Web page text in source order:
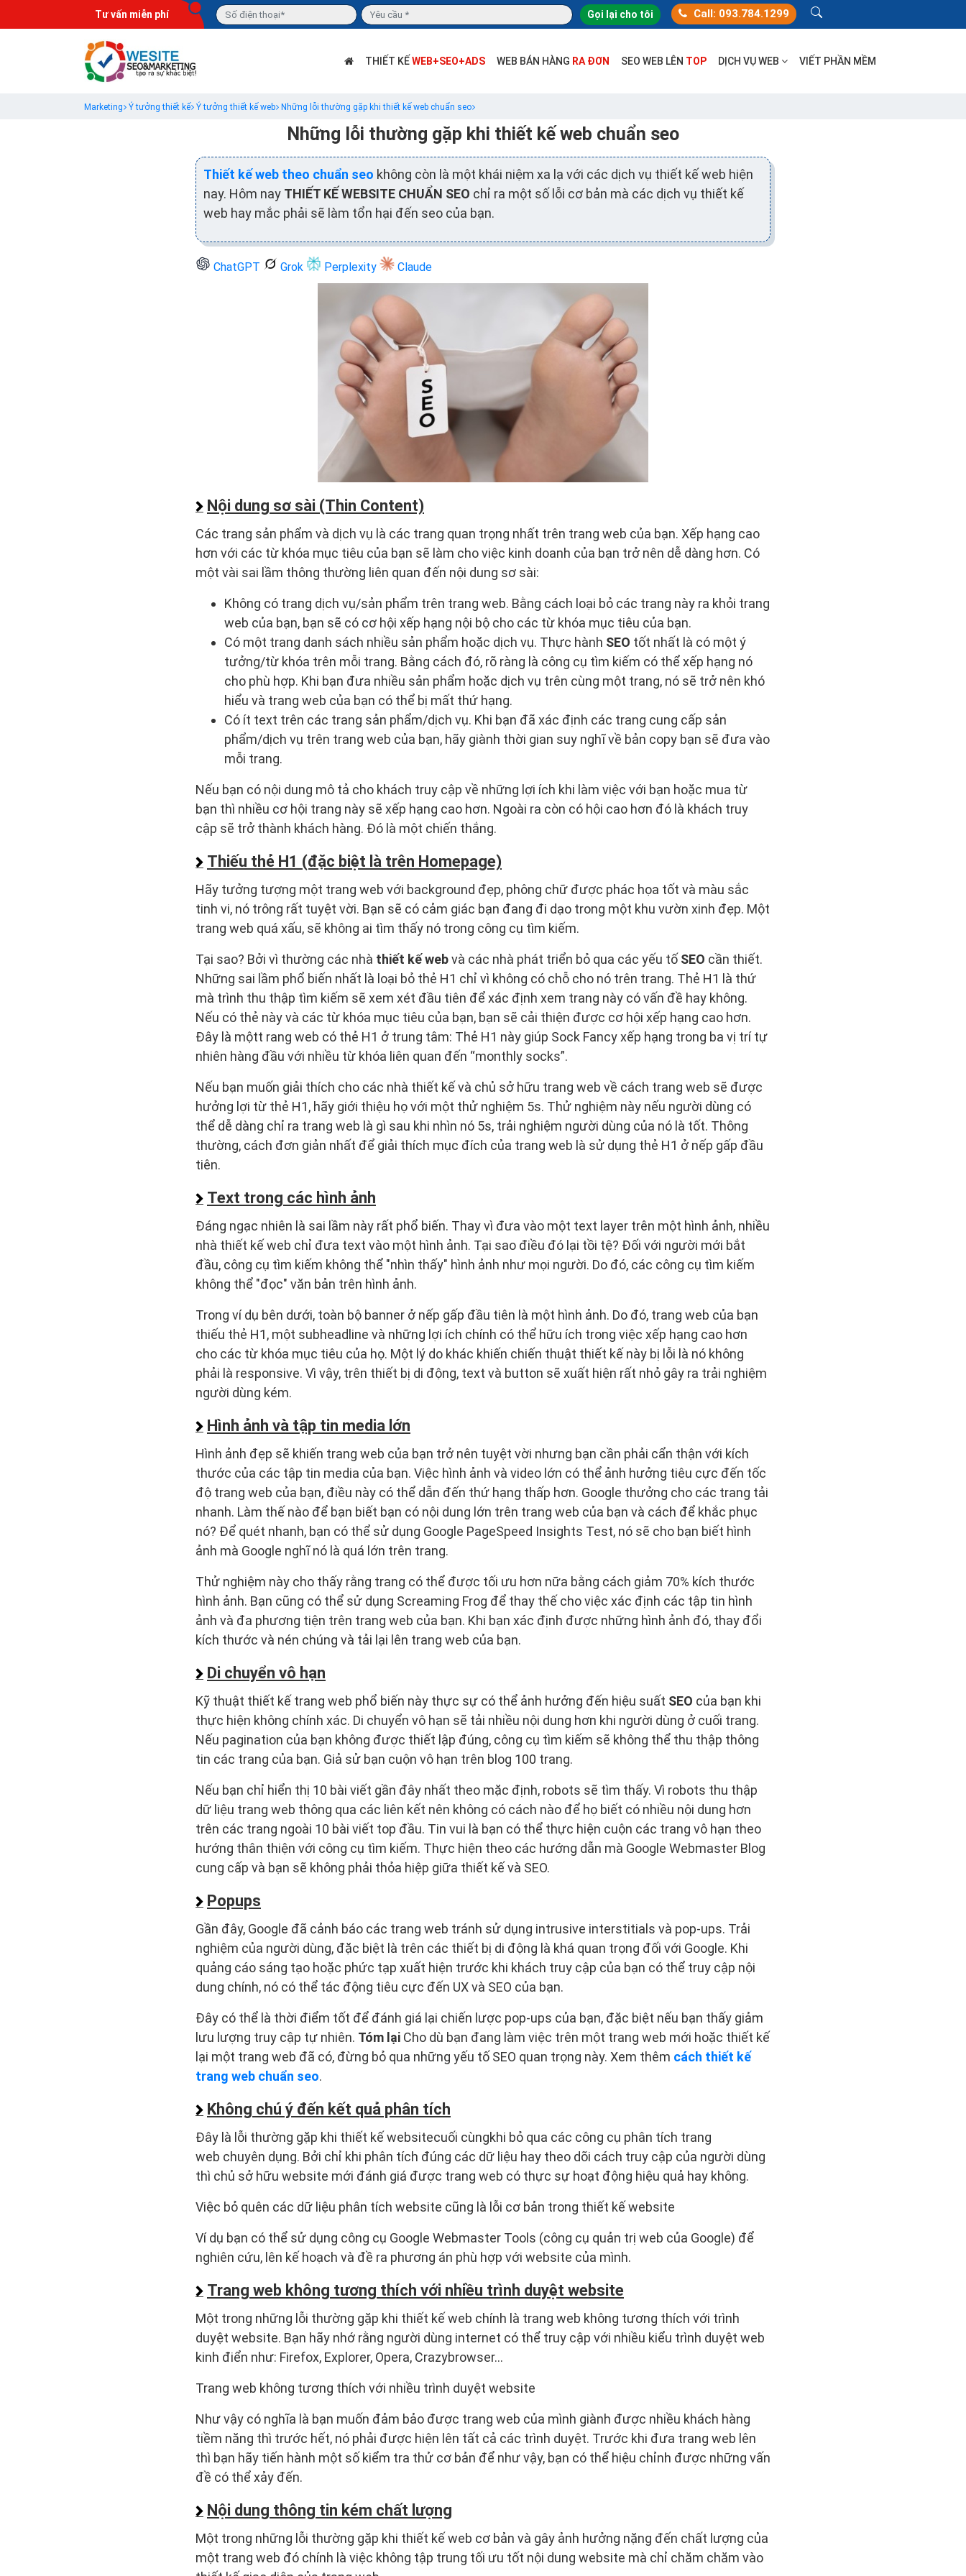
Tư vấn miễn phí Gọi lại cho tôi Call: 093.784.1299
THIẾT KẾWEB+SEO+ADS WEB BÁN HÀNG RA ĐƠN SEO WEB LÊN TOP DỊCH VỤ WEB VIẾT PHẦN MỀM
Marketing Ý tưởng thiết kế Ý tưởng thiết kế web Những lỗi thường gặp khi thiết kế web chuẩn seo
Những lỗi thường gặp khi thiết kế web chuẩn seo
Thiết kế web theo chuẩn seo không còn là một khái niệm xa lạ với các dịch vụ thiết kế web hiện
nay. Hôm nay THIẾT KẾ WEBSITE CHUẨN SEO chỉ ra một số lỗi cơ bản mà các dịch vụ thiết kế
web hay mắc phải sẽ làm tổn hại đến seo của bạn.
ChatGPT Grok Perplexity Claude
Nội dung sơ sài (Thin Content)
Các trang sản phẩm và dịch vụ là các trang quan trọng nhất trên trang web của bạn. Xếp hạng cao
hơn với các từ khóa mục tiêu của bạn sẽ làm cho việc kinh doanh của bạn trở nên dễ dàng hơn. Có
một vài sai lầm thông thường liên quan đến nội dung sơ sài:
Không có trang dịch vụ/sản phẩm trên trang web. Bằng cách loại bỏ các trang này ra khỏi trang
web của bạn, bạn sẽ có cơ hội xếp hạng nội bộ cho các từ khóa mục tiêu của bạn.
Có một trang danh sách nhiều sản phẩm hoặc dịch vụ. Thực hành SEO tốt nhất là có một ý
tưởng/từ khóa trên mỗi trang. Bằng cách đó, rõ ràng là công cụ tìm kiếm có thể xếp hạng nó
cho phù hợp. Khi bạn đưa nhiều sản phẩm hoặc dịch vụ trên cùng một trang, nó sẽ trở nên khó
hiểu và trang web của bạn có thể bị mất thứ hạng.
Có ít text trên các trang sản phẩm/dịch vụ. Khi bạn đã xác định các trang cung cấp sản
phẩm/dịch vụ trên trang web của bạn, hãy giành thời gian suy nghĩ về bản copy bạn sẽ đưa vào
mỗi trang.
Nếu bạn có nội dung mô tả cho khách truy cập về những lợi ích khi làm việc với bạn hoặc mua từ
bạn thì nhiều cơ hội trang này sẽ xếp hạng cao hơn. Ngoài ra còn có hội cao hơn đó là khách truy
cập sẽ trở thành khách hàng. Đó là một chiến thắng.
Thiếu thẻ H1 (đặc biệt là trên Homepage)
Hãy tưởng tượng một trang web với background đẹp, phông chữ được phác họa tốt và màu sắc
tinh vi, nó trông rất tuyệt vời. Bạn sẽ có cảm giác bạn đang đi dạo trong một khu vườn xinh đẹp. Một
trang web quá xấu, sẽ không ai tìm thấy nó trong công cụ tìm kiếm.
Tại sao? Bởi vì thường các nhà thiết kế webvà các nhà phát triển bỏ qua các yếu tốSEO cần thiết.
Những sai lầm phổ biến nhất là loại bỏ thẻ H1 chỉ vì không có chỗ cho nó trên trang. Thẻ H1 là thứ
mà trình thu thập tìm kiếm sẽ xem xét đầu tiên để xác định xem trang này có vấn đề hay không.
Nếu có thẻ này và các từ khóa mục tiêu của bạn, bạn sẽ cải thiện được cơ hội xếp hạng cao hơn.
Đây là mộtt rang web có thẻ H1 ở trung tâm: Thẻ H1 này giúp Sock Fancy xếp hạng trong ba vị trí tự
nhiên hàng đầu với nhiều từ khóa liên quan đến “monthly socks”.
Nếu bạn muốn giải thích cho các nhà thiết kế và chủ sở hữu trang web về cách trang web sẽ được
hưởng lợi từ thẻ H1, hãy giới thiệu họ với một thử nghiệm 5s. Thử nghiệm này nếu người dùng có
thể dễ dàng chỉ ra trang web là gì sau khi nhìn nó 5s, trải nghiệm người dùng của nó là tốt. Thông
thường, cách đơn giản nhất để giải thích mục đích của trang web là sử dụng thẻ H1 ở nếp gấp đầu
tiên.
Text trong các hình ảnh
Đáng ngạc nhiên là sai lầm này rất phổ biến. Thay vì đưa vào một text layer trên một hình ảnh, nhiều
nhà thiết kế web chỉ đưa text vào một hình ảnh. Tại sao điều đó lại tồi tệ? Đối với người mới bắt
đầu, công cụ tìm kiếm không thể "nhìn thấy" hình ảnh như mọi người. Do đó, các công cụ tìm kiếm
không thể "đọc" văn bản trên hình ảnh.
Trong ví dụ bên dưới, toàn bộ banner ở nếp gấp đầu tiên là một hình ảnh. Do đó, trang web của bạn
thiếu thẻ H1, một subheadline và những lợi ích chính có thể hữu ích trong việc xếp hạng cao hơn
cho các từ khóa mục tiêu của họ. Một lý do khác khiến chiến thuật thiết kế này bị lỗi là nó không
phải là responsive. Vì vậy, trên thiết bị di động, text và button sẽ xuất hiện rất nhỏ gây ra trải nghiệm
người dùng kém.
Hình ảnh và tập tin media lớn
Hình ảnh đẹp sẽ khiến trang web của bạn trở nên tuyệt vời nhưng bạn cần phải cẩn thận với kích
thước của các tập tin media của bạn. Việc hình ảnh và video lớn có thể ảnh hưởng tiêu cực đến tốc
độ trang web của bạn, điều này có thể dẫn đến thứ hạng thấp hơn. Google thưởng cho các trang tải
nhanh. Làm thế nào để bạn biết bạn có nội dung lớn trên trang web của bạn và cách để khắc phục
nó? Để quét nhanh, bạn có thể sử dụng Google PageSpeed Insights Test, nó sẽ cho bạn biết hình
ảnh mà Google nghĩ nó là quá lớn trên trang.
Thử nghiệm này cho thấy rằng trang có thể được tối ưu hơn nữa bằng cách giảm 70% kích thước
hình ảnh. Bạn cũng có thể sử dụng Screaming Frog để thay thế cho việc xác định các tập tin hình
ảnh và đa phương tiện trên trang web của bạn. Khi bạn xác định được những hình ảnh đó, thay đổi
kích thước và nén chúng và tải lại lên trang web của bạn.
Di chuyển vô hạn
Kỹ thuật thiết kế trang web phổ biến này thực sự có thể ảnh hưởng đến hiệu suất SEO của bạn khi
thực hiện không chính xác. Di chuyển vô hạn sẽ tải nhiều nội dung hơn khi người dùng ở cuối trang.
Nếu pagination của bạn không được thiết lập đúng, công cụ tìm kiếm sẽ không thể thu thập thông
tin các trang của bạn. Giả sử bạn cuộn vô hạn trên blog 100 trang.
Nếu bạn chỉ hiển thị 10 bài viết gần đây nhất theo mặc định, robots sẽ tìm thấy. Vì robots thu thập
dữ liệu trang web thông qua các liên kết nên không có cách nào để họ biết có nhiều nội dung hơn
trên các trang ngoài 10 bài viết top đầu. Tin vui là bạn có thể thực hiện cuộn các trang vô hạn theo
hướng thân thiện với công cụ tìm kiếm. Thực hiện theo các hướng dẫn mà Google Webmaster Blog
cung cấp và bạn sẽ không phải thỏa hiệp giữa thiết kế và SEO.
Popups
Gần đây, Google đã cảnh báo các trang web tránh sử dụng intrusive interstitials và pop-ups. Trải
nghiệm của người dùng, đặc biệt là trên các thiết bị di động là khá quan trọng đối với Google. Khi
quảng cáo sáng tạo hoặc phức tạp xuất hiện trước khi khách truy cập của bạn có thể truy cập nội
dung chính, nó có thể tác động tiêu cực đến UX và SEO của bạn.
Đây có thể là thời điểm tốt để đánh giá lại chiến lược pop-ups của bạn, đặc biệt nếu bạn thấy giảm
lưu lượng truy cập tự nhiên. Tóm lại Cho dù bạn đang làm việc trên một trang web mới hoặc thiết kế
lại một trang web đã có, đừng bỏ qua những yếu tố SEO quan trọng này. Xem thêm cách thiết kế
trang web chuẩn seo.
Không chú ý đến kết quả phân tích
Đây là lỗi thường gặp khi thiết kế websitecuối cùngkhi bỏ qua các công cụ phân tích trang
web chuyên dụng. Bởi chỉ khi phân tích đúng các dữ liệu hay theo dõi cách truy cập của người dùng
thì chủ sở hữu website mới đánh giá được trang web có thực sự hoạt động hiệu quả hay không.
Việc bỏ quên các dữ liệu phân tích website cũng là lỗi cơ bản trong thiết kế website
Ví dụ bạn có thể sử dụng công cụ Google Webmaster Tools (công cụ quản trị web của Google) để
nghiên cứu, lên kế hoạch và đề ra phương án phù hợp với website của mình.
Trang web không tương thích với nhiều trình duyệt website
Một trong những lỗi thường gặp khi thiết kế web chính là trang web không tương thích với trình
duyệt website. Bạn hãy nhớ rằng người dùng internet có thể truy cập với nhiều kiểu trình duyệt web
kinh điển như: Firefox, Explorer, Opera, Crazybrowser…
Trang web không tương thích với nhiều trình duyệt website
Như vậy có nghĩa là bạn muốn đảm bảo được trang web của mình giành được nhiều khách hàng
tiềm năng thì trước hết, nó phải được hiện lên tất cả các trình duyệt. Trước khi đưa trang web lên
thì bạn hãy tiến hành một số kiểm tra thử cơ bản để như vậy, bạn có thể hiệu chỉnh được những vấn
đề có thể xảy đến.
Nội dung thông tin kém chất lượng
Một trong những lỗi thường gặp khi thiết kế web cơ bản và gây ảnh hưởng nặng đến chất lượng của
một trang web đó chính là việc không tập trung tối ưu tốt nội dung website mà chỉ chăm chăm vào